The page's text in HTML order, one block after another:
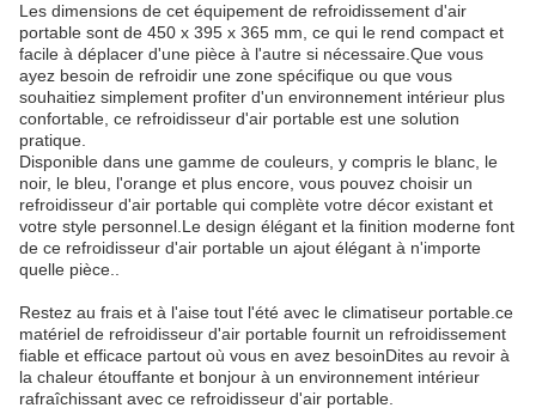
Les dimensions de cet équipement de refroidissement d'air
portable sont de 450 x 395 x 365 mm, ce qui le rend compact et
facile à déplacer d'une pièce à l'autre si nécessaire.Que vous
ayez besoin de refroidir une zone spécifique ou que vous
souhaitiez simplement profiter d'un environnement intérieur plus
confortable, ce refroidisseur d'air portable est une solution
pratique.
Disponible dans une gamme de couleurs, y compris le blanc, le
noir, le bleu, l'orange et plus encore, vous pouvez choisir un
refroidisseur d'air portable qui complète votre décor existant et
votre style personnel.Le design élégant et la finition moderne font
de ce refroidisseur d'air portable un ajout élégant à n'importe
quelle pièce..
Restez au frais et à l'aise tout l'été avec le climatiseur portable.ce
matériel de refroidisseur d'air portable fournit un refroidissement
fiable et efficace partout où vous en avez besoinDites au revoir à
la chaleur étouffante et bonjour à un environnement intérieur
rafraîchissant avec ce refroidisseur d'air portable.